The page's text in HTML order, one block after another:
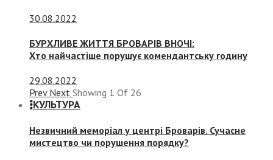
30.08.2022
БУРХЛИВЕ ЖИТТЯ БРОВАРІВ ВНОЧІ:
Хто найчастіше порушує комендантську годину
29.08.2022
Prev Next Showing 1 Of 26
КУЛЬТУРА
Незвичний меморіал у центрі Броварів. Сучасне
мистецтво чи порушення порядку?